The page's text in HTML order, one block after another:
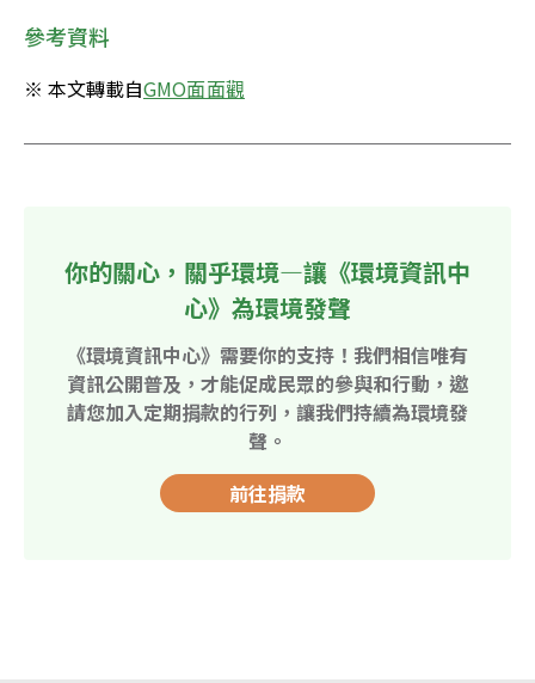
參考資料
※ 本文轉載自GMO面面觀
你的關心，關乎環境—讓《環境資訊中
心》為環境發聲
《環境資訊中心》需要你的支持！我們相信唯有
資訊公開普及，才能促成民眾的參與和行動，邀
請您加入定期捐款的行列，讓我們持續為環境發
聲。
前往捐款